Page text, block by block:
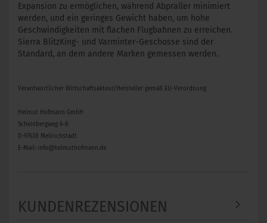
Expansion zu ermöglichen, während Abpraller minimiert
werden, und ein geringes Gewicht haben, um hohe
Geschwindigkeiten mit flachen Flugbahnen zu erreichen.
Sierra BlitzKing- und Varminter-Geschosse sind der
Standard, an dem andere Marken gemessen werden.
Verantwortlicher Wirtschaftsakteur/Hersteller gemäß EU-Verordnung
Helmut Hofmann GmbH
Scheinbergweg 6-8
D-97638 Mellrichstadt
E-Mail: info@helmuthofmann.de
KUNDENREZENSIONEN